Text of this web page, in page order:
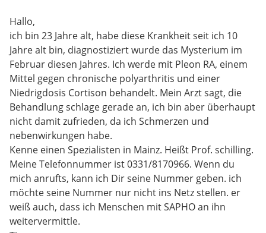
Hallo,
ich bin 23 Jahre alt, habe diese Krankheit seit ich 10
Jahre alt bin, diagnostiziert wurde das Mysterium im
Februar diesen Jahres. Ich werde mit Pleon RA, einem
Mittel gegen chronische polyarthritis und einer
Niedrigdosis Cortison behandelt. Mein Arzt sagt, die
Behandlung schlage gerade an, ich bin aber überhaupt
nicht damit zufrieden, da ich Schmerzen und
nebenwirkungen habe.
Kenne einen Spezialisten in Mainz. Heißt Prof. schilling.
Meine Telefonnummer ist 0331/8170966. Wenn du
mich anrufts, kann ich Dir seine Nummer geben. ich
möchte seine Nummer nur nicht ins Netz stellen. er
weiß auch, dass ich Menschen mit SAPHO an ihn
weitervermittle.